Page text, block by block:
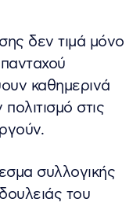
δεν τιμά μόνο
καθημερινά
στις
συλλογικής
του